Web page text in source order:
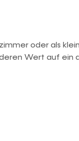
oder als
Wert auf ein